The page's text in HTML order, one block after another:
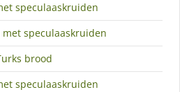
speculaaskruiden
speculaaskruiden
brood
speculaaskruiden